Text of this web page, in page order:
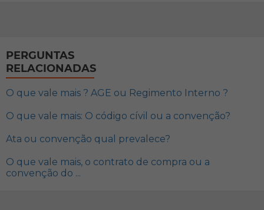
PERGUNTAS
RELACIONADAS
O que vale mais ? AGE ou Regimento Interno ?
O que vale mais: O código cívil ou a convenção?
Ata ou convenção qual prevalece?
O que vale mais, o contrato de compra ou a
convenção do ...